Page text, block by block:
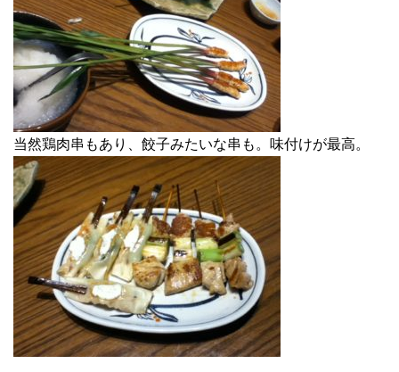
当然鶏肉串もあり、餃子みたいな串も。味付けが最高。